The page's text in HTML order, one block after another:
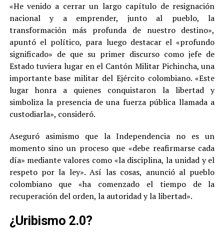
«He venido a cerrar un largo capítulo de resignación
nacional y a emprender, junto al pueblo, la
transformación más profunda de nuestro destino»,
apuntó el político, para luego destacar el «profundo
significado» de que su primer discurso como jefe de
Estado tuviera lugar en el Cantón Militar Pichincha, una
importante base militar del Ejército colombiano. «Este
lugar honra a quienes conquistaron la libertad y
simboliza la presencia de una fuerza pública llamada a
custodiarla», consideró.
Aseguró asimismo que la Independencia no es un
momento sino un proceso que «debe reafirmarse cada
día» mediante valores como «la disciplina, la unidad y el
respeto por la ley». Así las cosas, anunció al pueblo
colombiano que «ha comenzado el tiempo de la
recuperación del orden, la autoridad y la libertad».
¿Uribismo 2.0?